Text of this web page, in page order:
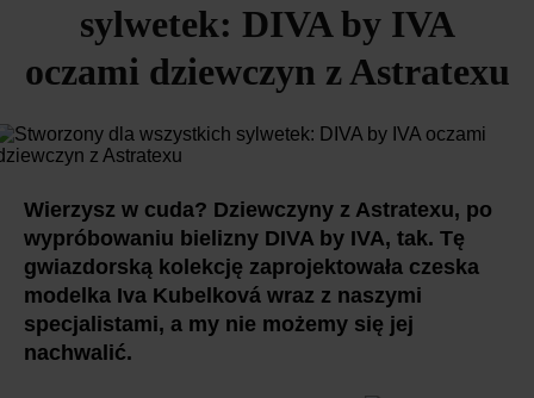
sylwetek: DIVA by IVA
oczami dziewczyn z Astratexu
Wierzysz w cuda? Dziewczyny z Astratexu, po
wypróbowaniu bielizny DIVA by IVA, tak. Tę
gwiazdorską kolekcję zaprojektowała czeska
modelka Iva Kubelková wraz z naszymi
specjalistami, a my nie możemy się jej
nachwalić.